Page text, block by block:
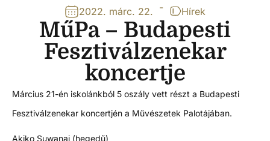
2022. márc. 22. - Hírek
MűPa – Budapesti
Fesztiválzenekar
koncertje
Március 21-én iskolánkból 5 oszály vett részt a Budapesti
Fesztiválzenekar koncertjén a Művészetek Palotájában.
Akiko Suwanai (hegedű)